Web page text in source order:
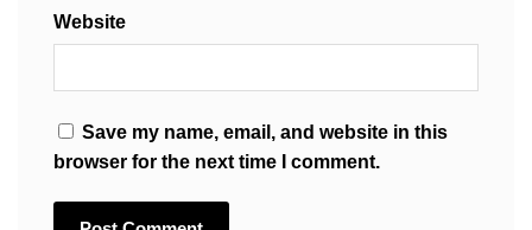
Website
Save my name, email, and website in this
browser for the next time I comment.